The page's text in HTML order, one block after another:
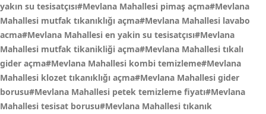
yakın su tesisatçısı#Mevlana Mahallesi pimaş açma#Mevlana
Mahallesi mutfak tıkanıklığı açma#Mevlana Mahallesi lavabo
acma#Mevlana Mahallesi en yakin su tesisatçısı#Mevlana
Mahallesi mutfak tikanikliği açma#Mevlana Mahallesi tıkalı
gider açma#Mevlana Mahallesi kombi temizleme#Mevlana
Mahallesi klozet tıkanıklığı açma#Mevlana Mahallesi gider
borusu#Mevlana Mahallesi petek temizleme fiyatı#Mevlana
Mahallesi tesisat borusu#Mevlana Mahallesi tıkanık